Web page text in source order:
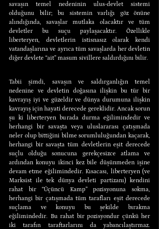
savaşın temel nedeninin ulus-devlet sistemi
olduğunu bilir; bu sistemin varlığı göz önüne
alındığında, savaşlar mutlaka olacaktır ve tüm
devletler bu suçu paylaşacaktır. Özellikle
liberteryen, devletlerin istisnasız olarak kendi
vatandaşlarına ve ayrıca tüm savaşlarda her devletin
diğer devlete “ait” masum sivillere saldırdığını bilir.
Tabii şimdi, savaşın ve saldırganlığın temel
nedenine ve devletin doğasına ilişkin bu tür bir
kavrayış iyi ve güzeldir ve dünya durumuna ilişkin
kavrayış için hayati derecede gereklidir. Ancak sorun
şu ki liberteryen burada durma eğilimindedir ve
herhangi bir savaşta veya uluslararası çatışmada
neler olup bittiğini bilme sorumluluğundan kaçarak,
herhangi bir savaşta tüm devletlerin eşit derecede
suçlu olduğu sonucuna gerekçesizce atlama ve
ardından konuyu ikinci kez bile düşünmeden işine
devam etme eğilimindedir. Kısacası, liberteryen (ve
Marksist ile tek dünya devleti partizanı) kendini
rahat bir “Üçüncü Kamp” pozisyonuna sokma,
herhangi bir çatışmada tüm tarafları eşit derecede
suçlama ve konuyu bu şekilde bırakma
eğilimindedir. Bu rahat bir pozisyondur çünkü her
iki tarafın taraftarlarını da yabancılaştırmaz.